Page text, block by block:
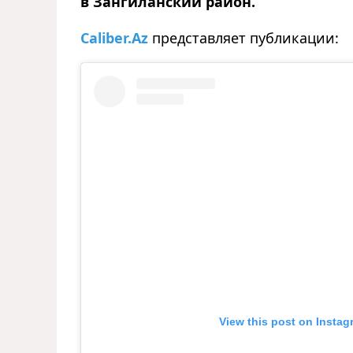
Caliber.Az представляет публикации:
View this post on